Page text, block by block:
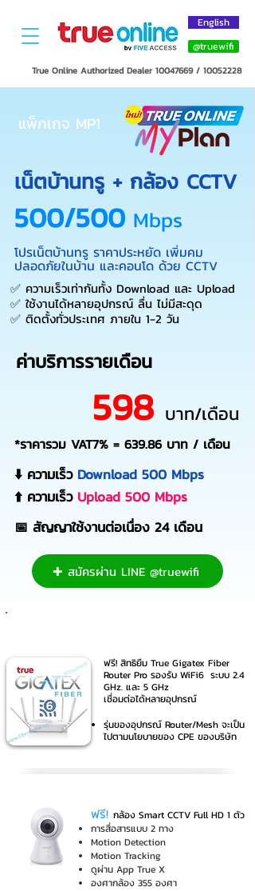
@truewifi
English
True Online Authorized Dealer10047669/ 10052228
แพ็กเกจ MP1
เน็ตบ้านทรู + กล้อง CCTV
500/500 Mbps
โปรเน็ตบ้านทรู ราคาประหยัด เพิ่มคม
ปลอดภัยในบ้าน และคอนโด ด้วย CCTV
✅ ความเร็วเท่ากันทั้ง Download และ Upload
✅ ใช้งานได้หลายอุปกรณ์ ลื่น ไม่มีสะดุด
✅ ติดตั้งทั่วประเทศ ภายใน 1-2 วัน
ค่าบริการรายเดือน
598 บาท/เดือน
*ราคารวม VAT7% = 639.86 บาท / เดือน
⬇️ ความเร็ว Download 500 Mbps
⬆️ ความเร็ว Upload 500 Mbps
📅 สัญญาใช้งานต่อเนื่อง 24 เดือน
✚ สมัครผ่าน LINE @truewifi
ฟรี! สิทธิยืม True Gigatex Fiber
Router Pro รองรับ WiFi6 ระบบ 2.4
GHz. และ 5 GHz
เชื่อมต่อได้หลายอุปกรณ์
รุ่นของอุปกรณ์ Router/Mesh จะเป็น
ไปตามนโยบายของ CPE ของบริษัท
ฟรี! กล้อง Smart CCTV Full HD 1 ตัว
การสื่อสารแบบ 2 ทาง
Motion Detection
Motion Tracking
ดูผ่าน App True X
องศากล้อง 355 องศา